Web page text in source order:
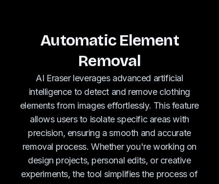
Automatic Element
Removal
AI Eraser leverages advanced artificial
intelligence to detect and remove clothing
elements from images effortlessly. This feature
allows users to isolate specific areas with
precision, ensuring a smooth and accurate
removal process. Whether you're working on
design projects, personal edits, or creative
experiments, the tool simplifies the process of